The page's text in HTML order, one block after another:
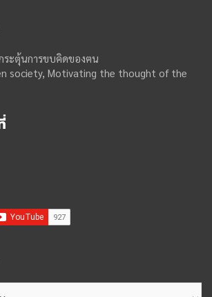
ระตุ้นการขบคิดของฅน
society, Motivating the thought of the